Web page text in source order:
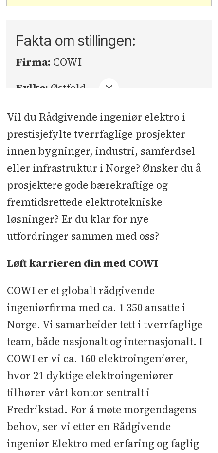
Fakta om stillingen:
Firma: COWI
Fylke: Østfold
Sted:Fredrikstad
Søknadsfrist:06.07.2025
Vil du Rådgivende ingeniør elektro i
prestisjefylte tverrfaglige prosjekter
innen bygninger, industri, samferdsel
eller infrastruktur i Norge? Ønsker du å
prosjektere gode bærekraftige og
fremtidsrettede elektrotekniske
løsninger? Er du klar for nye
utfordringer sammen med oss?
Løft karrieren din med COWI
COWI er et globalt rådgivende
ingeniørfirma med ca. 1 350 ansatte i
Norge. Vi samarbeider tett i tverrfaglige
team, både nasjonalt og internasjonalt. I
COWI er vi ca. 160 elektroingeniører,
hvor 21 dyktige elektroingeniører
tilhører vårt kontor sentralt i
Fredrikstad. For å møte morgendagens
behov, ser vi etter en Rådgivende
ingeniør Elektro med erfaring og faglig